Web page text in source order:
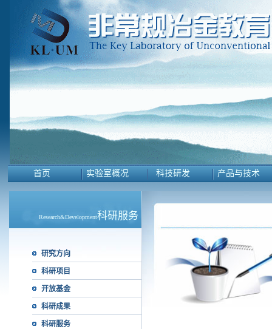
首页 实验室概况 科技研发 产品与技术
Research&Development科研服务
研究方向
科研项目
开放基金
科研成果
科研服务